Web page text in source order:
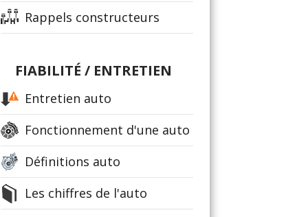
Rappels constructeurs
FIABILITÉ / ENTRETIEN
Entretien auto
Fonctionnement d'une auto
Définitions auto
Les chiffres de l'auto